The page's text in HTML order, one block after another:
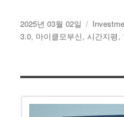
작
성
2025년 03월 02일
카
테
3.0, 마이클모부신,시간지평,